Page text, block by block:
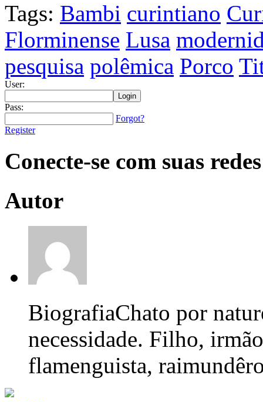
Tags: Bambi curintiano
Florminense Lusa
pesquisa polêmica Porco
User:
Pass:
Forgot?
Register
Conecte-se com suas redes
Autor
BiografiaChato por
necessidade. Filho,
flamenguista,